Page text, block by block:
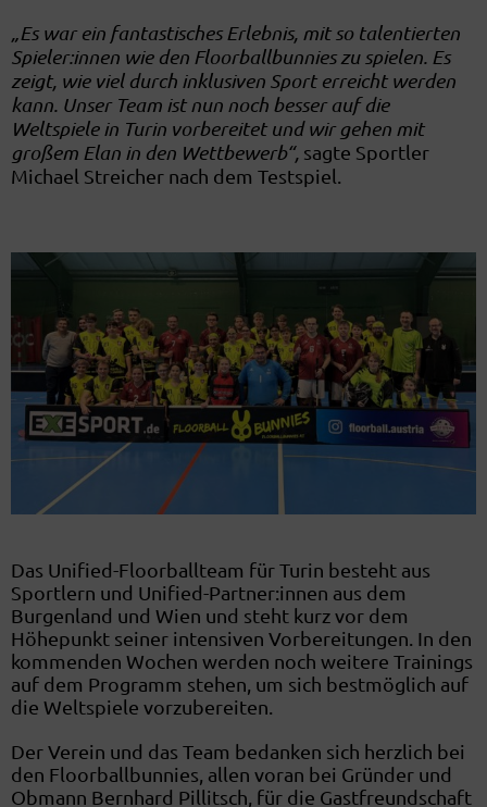
„Es war ein fantastisches Erlebnis, mit so talentierten
Spieler:innen wie den Floorballbunnies zu spielen. Es
zeigt, wie viel durch inklusiven Sport erreicht werden
kann. Unser Team ist nun noch besser auf die
Weltspiele in Turin vorbereitet und wir gehen mit
großem Elan in den Wettbewerb“, sagte Sportler
Michael Streicher nach dem Testspiel.
Das Unified-Floorballteam für Turin besteht aus
Sportlern und Unified-Partner:innen aus dem
Burgenland und Wien und steht kurz vor dem
Höhepunkt seiner intensiven Vorbereitungen. In den
kommenden Wochen werden noch weitere Trainings
auf dem Programm stehen, um sich bestmöglich auf
die Weltspiele vorzubereiten.
Der Verein und das Team bedanken sich herzlich bei
den Floorballbunnies, allen voran bei Gründer und
Obmann Bernhard Pillitsch, für die Gastfreundschaft